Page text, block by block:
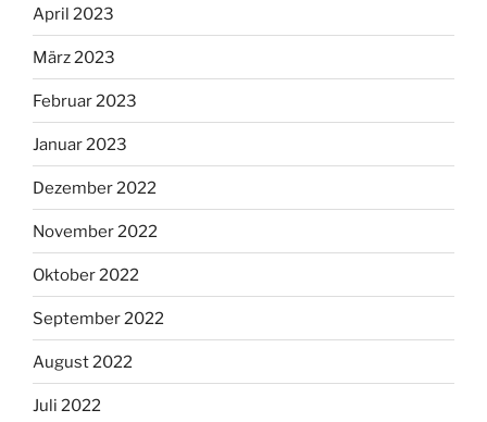
April 2023
März 2023
Februar 2023
Januar 2023
Dezember 2022
November 2022
Oktober 2022
September 2022
August 2022
Juli 2022